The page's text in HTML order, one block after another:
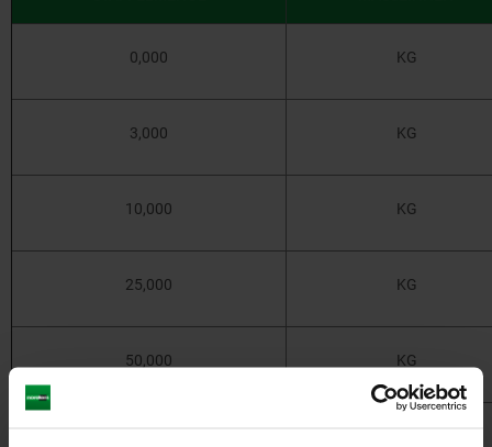
0,000 KG
3,000 KG
10,000 KG
25,000 KG
50,000 KG